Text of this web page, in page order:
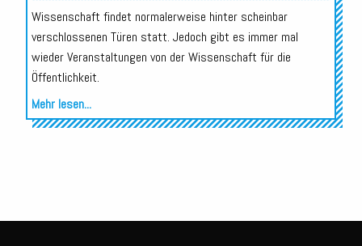
Wissenschaft findet normalerweise hinter scheinbar
verschlossenen Türen statt. Jedoch gibt es immer mal
wieder Veranstaltungen von der Wissenschaft für die
Öffentlichkeit.
Mehr lesen...